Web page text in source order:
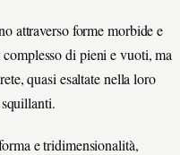
attraverso forme morbide e
di pieni e vuoti, ma
quasi esaltate nella loro
e tridimensionalità,